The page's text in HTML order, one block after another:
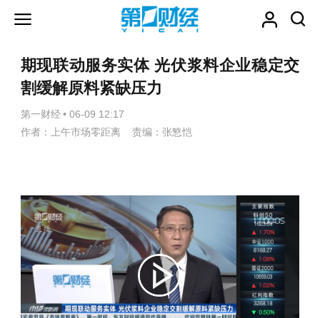
期现联动服务实体 光伏浆料企业稳定交
割缓解原料紧缺压力
第一财经 • 06-09 12:17
作者：上午市场零距离 责编：张慜恺